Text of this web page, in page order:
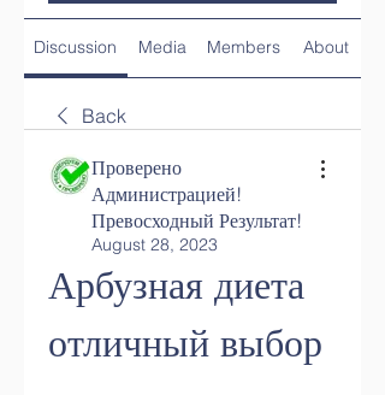
Discussion Media Members About
Back
Проверено
Администрацией!
Превосходный Результат!
August 28, 2023
Арбузная диета
отличный выбор